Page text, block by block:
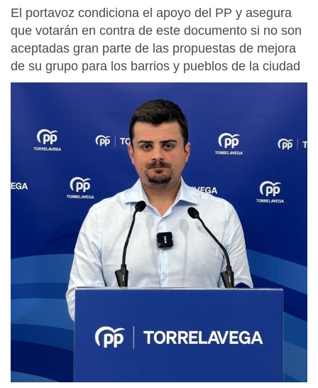
El portavoz condiciona el apoyo del PP y asegura
que votarán en contra de este documento si no son
aceptadas gran parte de las propuestas de mejora
de su grupo para los barrios y pueblos de la ciudad